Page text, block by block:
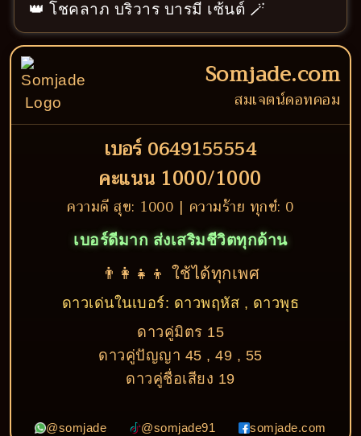
👑 โชคลาภ บริวาร บารมี เซ้นต์ 🪄
Somjade.com
สมเจตน์ดอทคอม
เบอร์ 0649155554
คะแนน 1000/1000
ความดี สุข: 1000 | ความร้าย ทุกข์: 0
เบอร์ดีมาก ส่งเสริมชีวิตทุกด้าน
👨‍👩‍👧‍👦 ใช้ได้ทุกเพศ
ดาวเด่นในเบอร์: ดาวพฤหัส , ดาวพุธ
ดาวคู่มิตร 15
ดาวคู่ปัญญา 45 , 49 , 55
ดาวคู่ชื่อเสียง 19
@somjade @somjade91 somjade.com